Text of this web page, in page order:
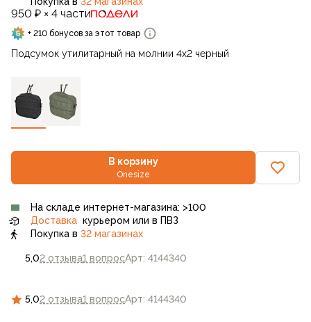
5,02 отзыва1 вопросАрт: 4144340
950 ₽ × 4 части
+ 210 бонусов за этот товар
Подсумок утилитарный на молнии 4x2 черный
В корзину
Onesize
5,02 отзыва1 вопросАрт: 4144340
На складе интернет-магазина: >100
Доставка курьером или в ПВЗ
Покупка в 32 магазинах